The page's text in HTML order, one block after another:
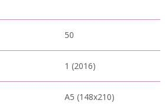
50
1 (2016)
A5 (148x210)